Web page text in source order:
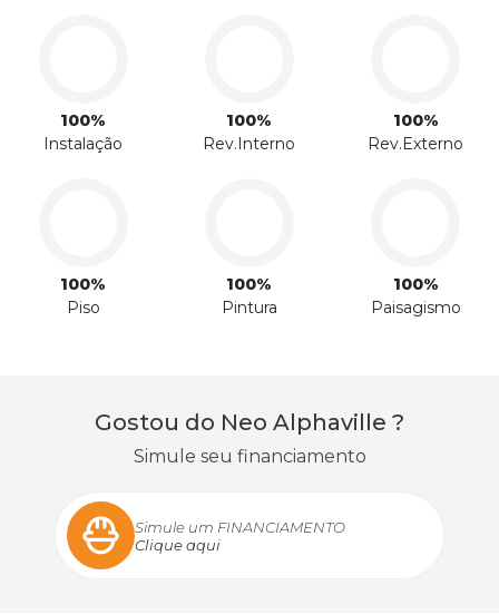
100%
Instalação
100%
Rev.Interno
100%
Rev.Externo
100%
Piso
100%
Pintura
100%
Paisagismo
Gostou do Neo Alphaville ?
Simule seu financiamento
Simule um FINANCIAMENTO
Clique aqui